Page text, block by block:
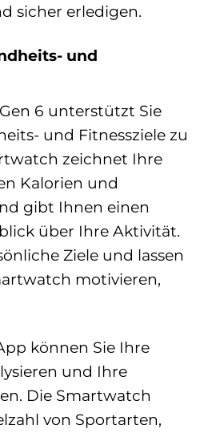
sicher erledigen.
und
6 unterstützt Sie
und Fitnessziele zu
zeichnet Ihre
Kalorien und
gibt Ihnen einen
über Ihre Aktivität.
Ziele und lassen
motivieren,
können Sie Ihre
und Ihre
Die Smartwatch
von Sportarten,